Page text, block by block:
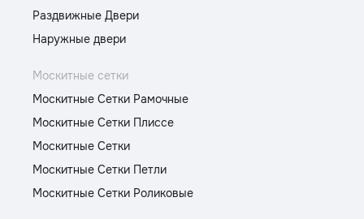
Раздвижные Двери
Наружные двери
Москитные сетки
Москитные Сетки Рамочные
Москитные Сетки Плиссе
Москитные Сетки
Москитные Сетки Петли
Москитные Сетки Роликовые